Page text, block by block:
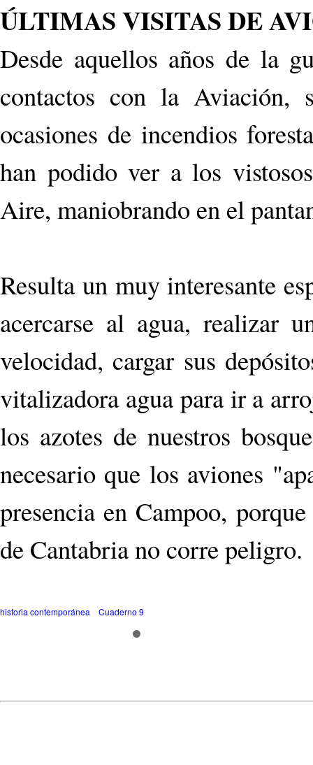
ÚLTIMAS VISITAS DE
Desde aquellos años de la
contactos con la Aviación,
ocasiones de incendios
han podido ver a los
Aire, maniobrando en el
Resulta un muy interesante
acercarse al agua, realizar
velocidad, cargar sus
vitalizadora agua para ir a
los azotes de nuestros
necesario que los aviones
presencia en Campoo,
de Cantabria no corre peligro.
historia contemporánea Cuaderno 9